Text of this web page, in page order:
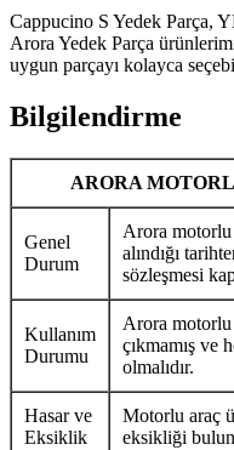
Cappucino S Yedek Parça,
Arora Yedek Parça
uygun parçayı kolayca
Bilgilendirme
ARORA
Genel
Durum
Arora
alındığı
sözleşmesi
Kullanım
Durumu
Arora motorlu
çıkmamış ve
olmalıdır.
Hasar ve
Eksiklik
Motorlu araç
eksikliği